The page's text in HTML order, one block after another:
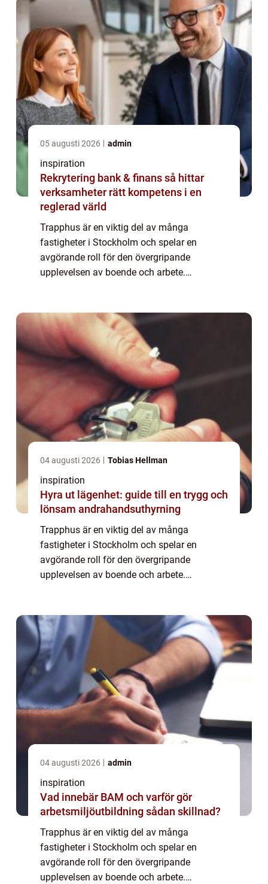
05 augusti 2026 admin
inspiration
Rekrytering bank & finans så hittar
verksamheter rätt kompetens i en
reglerad värld
Trapphus är en viktig del av många
fastigheter i Stockholm och spelar en
avgörande roll för den övergripande
upplevelsen av boende och arbete.
denna artikel kommer vi...
04 augusti 2026 Tobias Hellman
inspiration
Hyra ut lägenhet: guide till en trygg och
lönsam andrahandsuthyrning
Trapphus är en viktig del av många
fastigheter i Stockholm och spelar en
avgörande roll för den övergripande
upplevelsen av boende och arbete.
denna artikel kommer vi...
04 augusti 2026 admin
inspiration
Vad innebär BAM och varför gör
arbetsmiljöutbildning sådan skillnad?
Trapphus är en viktig del av många
fastigheter i Stockholm och spelar en
avgörande roll för den övergripande
upplevelsen av boende och arbete.